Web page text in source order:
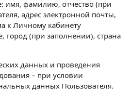
имя, фамилию, отчество (при
адрес электронной почты,
к Личному кабинету
город (при заполнении), страна
данных и проведения
– при условии
данных Пользователя.